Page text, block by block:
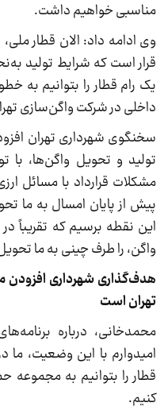
مناسبی خواهیم داشت.
وی ادامه داد: الان قطار
قرار است که شرایط تولید
یک رام قطار را بتوانیم به
داخلی در شرکت واگن‌سازی
سخنگوی شهرداری تهران
تولید و تحویل واگن‌ها، با
مشکلات قرارداد با مسائل
پیش از پایان امسال به ما
واگن، را طرف چینی به ما
هدف‌گذاری شهرداری افزودن
تهران است
محمدخانی، درباره
امیدوارم با این وضعیت، ما
قطار را بتوانیم به
کنیم.